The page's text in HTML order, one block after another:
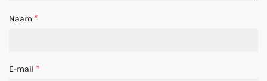
Naam *
E-mail *